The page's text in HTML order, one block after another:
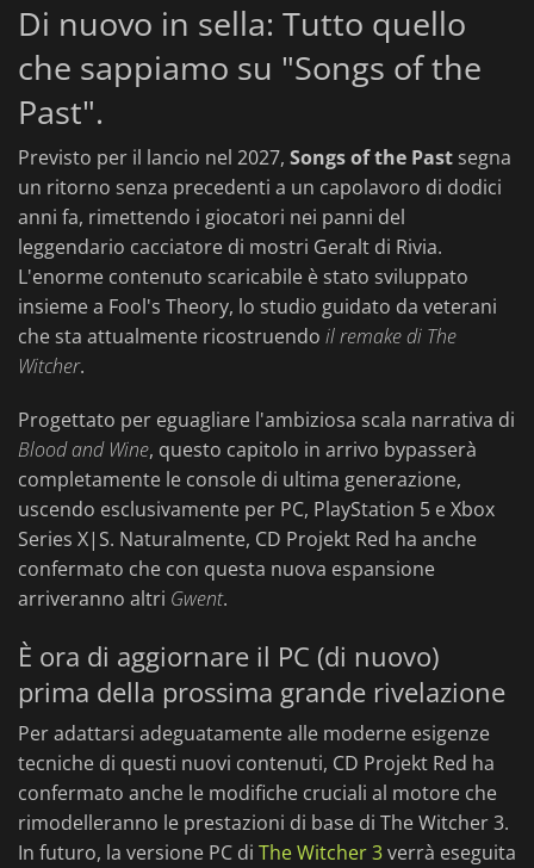
Di nuovo in sella: Tutto quello
che sappiamo su "Songs of the
Past".
Previsto per il lancio nel 2027, Songs of the Past segna
un ritorno senza precedenti a un capolavoro di dodici
anni fa, rimettendo i giocatori nei panni del
leggendario cacciatore di mostri Geralt di Rivia.
L'enorme contenuto scaricabile è stato sviluppato
insieme a Fool's Theory, lo studio guidato da veterani
che sta attualmente ricostruendo il remake di The
Witcher.
Progettato per eguagliare l'ambiziosa scala narrativa di
Blood and Wine, questo capitolo in arrivo bypasserà
completamente le console di ultima generazione,
uscendo esclusivamente per PC, PlayStation 5 e Xbox
Series X|S. Naturalmente, CD Projekt Red ha anche
confermato che con questa nuova espansione
arriveranno altri Gwent.
È ora di aggiornare il PC (di nuovo)
prima della prossima grande rivelazione
Per adattarsi adeguatamente alle moderne esigenze
tecniche di questi nuovi contenuti, CD Projekt Red ha
confermato anche le modifiche cruciali al motore che
rimodelleranno le prestazioni di base di The Witcher 3.
In futuro, la versione PC di The Witcher 3verrà eseguita